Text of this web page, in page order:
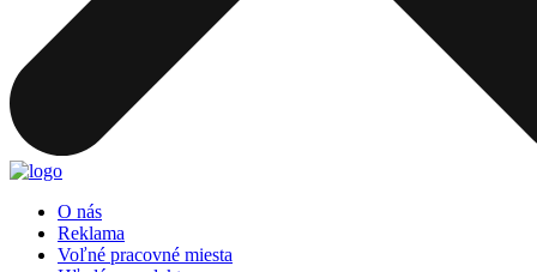
O nás
Reklama
Voľné pracovné miesta